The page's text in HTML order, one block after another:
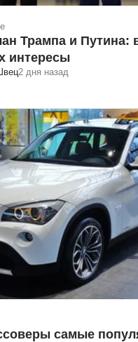
Трампа и Путина:
интересы
2 дня назад
самые